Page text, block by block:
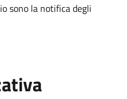
sono la notifica degli